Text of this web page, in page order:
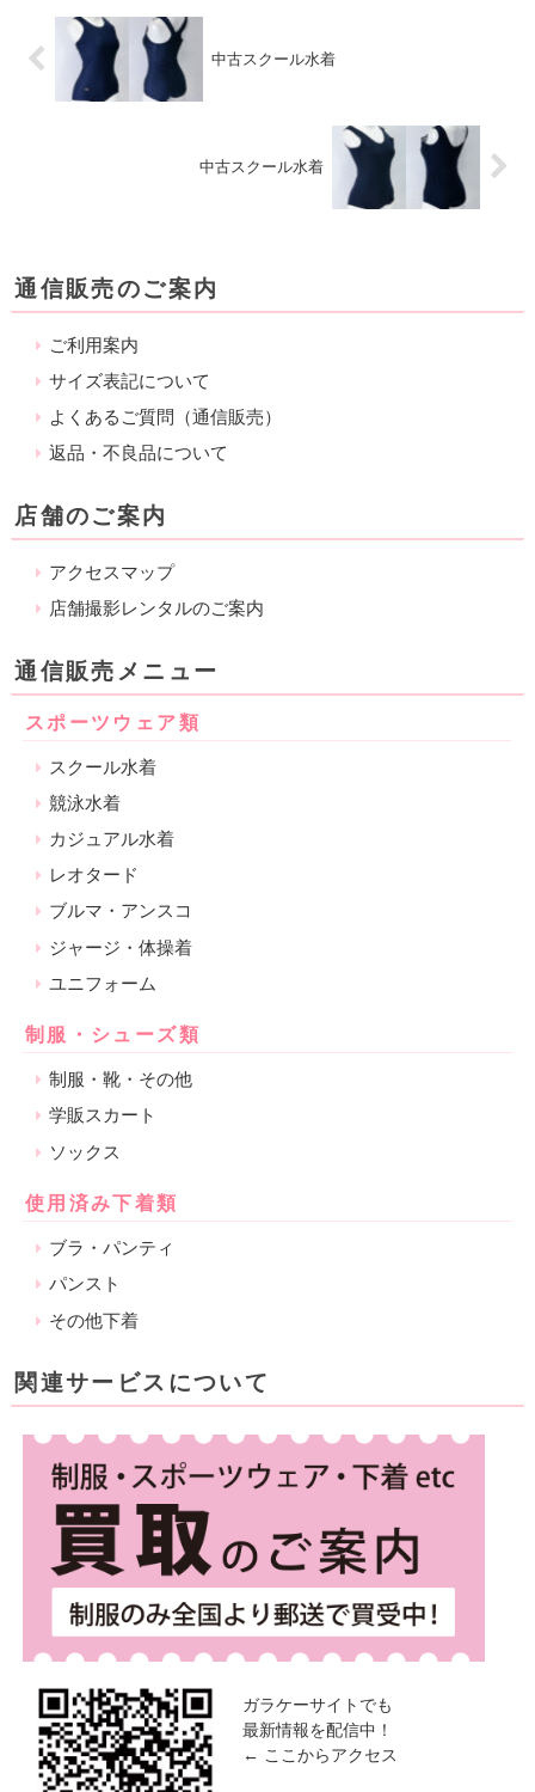
中古スクール水着
中古スクール水着
通信販売のご案内
ご利用案内
サイズ表記について
よくあるご質問（通信販売）
返品・不良品について
店舗のご案内
アクセスマップ
店舗撮影レンタルのご案内
通信販売メニュー
スポーツウェア類
スクール水着
競泳水着
カジュアル水着
レオタード
ブルマ・アンスコ
ジャージ・体操着
ユニフォーム
制服・シューズ類
制服・靴・その他
学販スカート
ソックス
使用済み下着類
ブラ・パンティ
パンスト
その他下着
関連サービスについて
ガラケーサイトでも
最新情報を配信中！
← ここからアクセス